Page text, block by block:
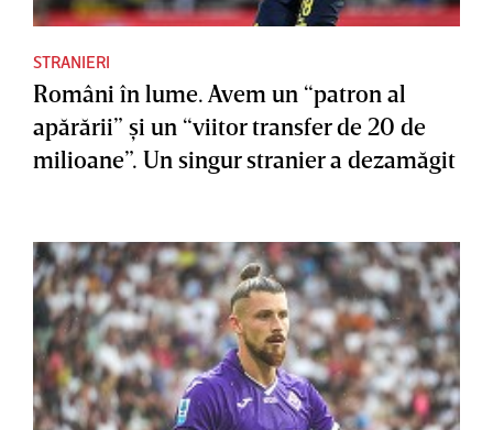
STRANIERI
Români în lume. Avem un “patron al
apărării” şi un “viitor transfer de 20 de
milioane”. Un singur stranier a dezamăgit